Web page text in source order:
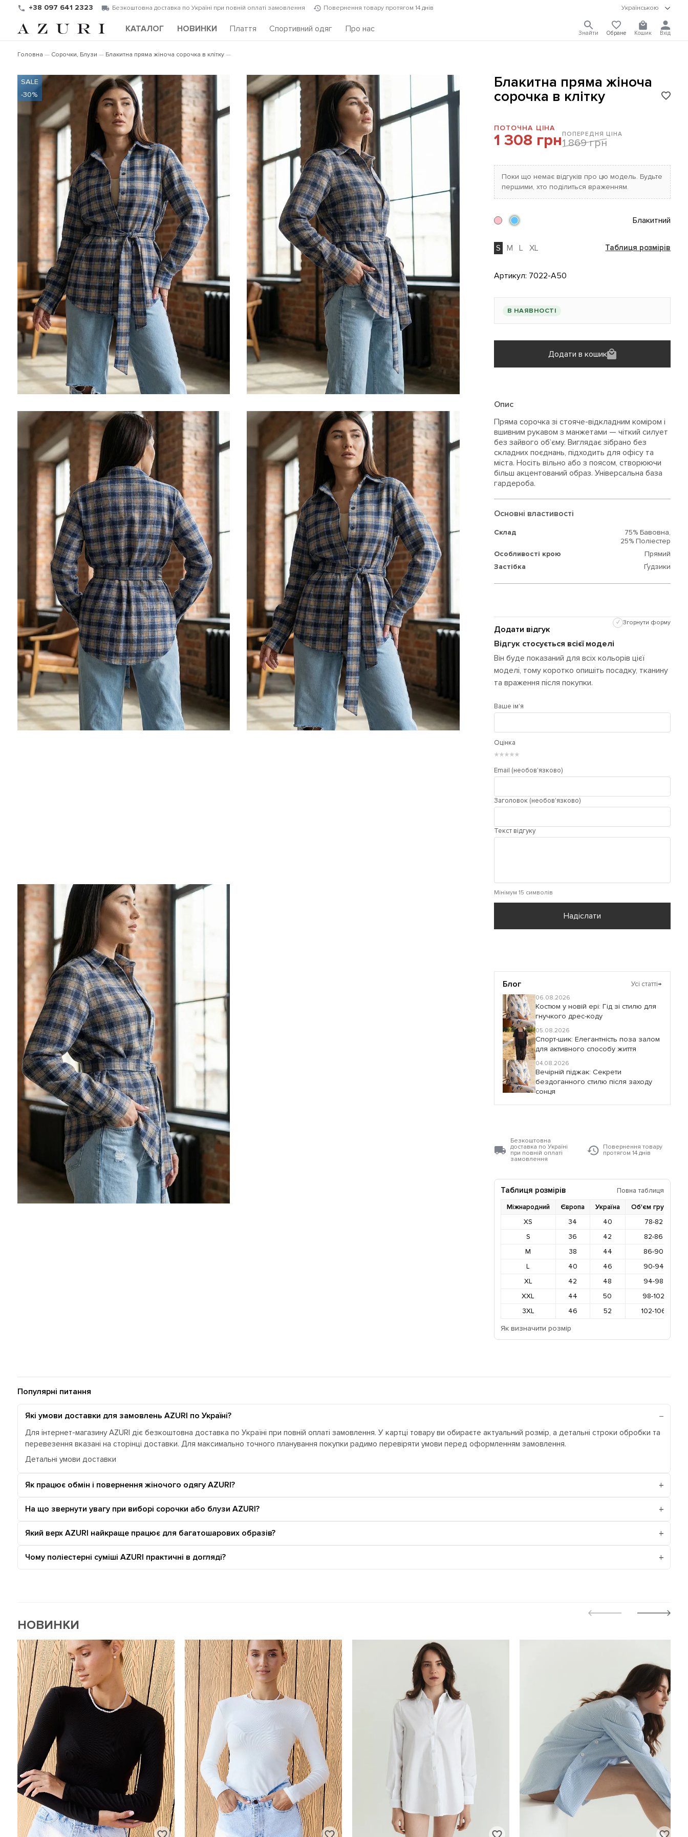
+38 097 641 2323 Безкоштовна доставка по Україні при повній оплаті замовлення Повернення товару протягом 14 днів Українською
КАТАЛОГ НОВИНКИ Плаття Спортивний одяг Про нас Знайти Обране Кошик Вхід
Головна Сорочки, Блузи Блакитна пряма жіноча сорочка в клітку
Блакитна пряма жіноча
сорочка в клітку
ПОТОЧНА ЦІНА
1 308 грнПОПЕРЕДНЯ ЦІНА
1 869 грн
Поки що немає відгуків про цю модель. Будьте
першими, хто поділиться враженням.
Блакитний
S M L XL Таблиця розмірів
Артикул: 7022-A50
В НАЯВНОСТІ
Додати в кошик
Опис
Пряма сорочка зі стояче-відкладним коміром і
вшивним рукавом з манжетами — чіткий силует
без зайвого об’єму. Виглядає зібрано без
складних поєднань, підходить для офісу та
міста. Носіть вільно або з поясом, створюючи
більш акцентований образ. Універсальна база
гардероба.
Основні властивості
Склад
75% Бавовна,
25% Поліестер
Особливості крою
Прямий
Застібка
Ґудзики
Додати відгук
✓ Згорнути форму
Відгук стосується всієї моделі
Він буде показаний для всіх кольорів цієї
моделі, тому коротко опишіть посадку, тканину
та враження після покупки.
Ваше ім'я
Оцінка
★
★
★
★
★
Email (необов'язково)
Заголовок (необов'язково)
Текст відгуку
Мінімум 15 символів
Надіслати
Блог Усі статті→
06.08.2026
Костюм у новій ері: Гід зі стилю для
гнучкого дрес-коду
05.08.2026
Спорт-шик: Елегантність поза залом
для активного способу життя
04.08.2026
Вечірній піджак: Секрети
бездоганного стилю після заходу
сонця
Безкоштовна
доставка по Україні
при повній оплаті
замовлення
Повернення товару
протягом 14 днів
Таблиця розмірів
Повна таблиця
Міжнародний
Європа Україна Об'єм грудей
XS
34 40
78-82
S
36 42
82-86
M
38 44
86-90
L
40 46
90-94
XL
42 48
94-98
XXL
44 50
98-102
3XL
46 52
102-106
Як визначити розмір
Популярні питання
Які умови доставки для замовлень AZURI по Україні?
Для інтернет-магазину AZURI діє безкоштовна доставка по Україні при повній оплаті замовлення. У картці товару ви обираєте актуальний розмір, а детальні строки обробки та
перевезення вказані на сторінці доставки. Для максимально точного планування покупки радимо перевіряти умови перед оформленням замовлення.
Детальні умови доставки
Як працює обмін і повернення жіночого одягу AZURI?
На що звернути увагу при виборі сорочки або блузи AZURI?
Який верх AZURI найкраще працює для багатошарових образів?
Чому поліестерні суміші AZURI практичні в догляді?
НОВИНКИ